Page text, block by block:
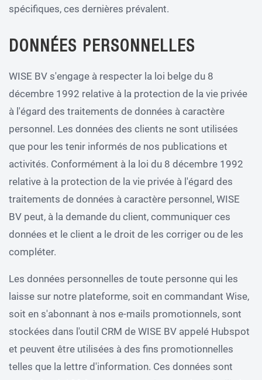
spécifiques, ces dernières prévalent.
DONNÉES PERSONNELLES
WISE BV s'engage à respecter la loi belge du 8
décembre 1992 relative à la protection de la vie privée
à l'égard des traitements de données à caractère
personnel. Les données des clients ne sont utilisées
que pour les tenir informés de nos publications et
activités. Conformément à la loi du 8 décembre 1992
relative à la protection de la vie privée à l'égard des
traitements de données à caractère personnel, WISE
BV peut, à la demande du client, communiquer ces
données et le client a le droit de les corriger ou de les
compléter.
Les données personnelles de toute personne qui les
laisse sur notre plateforme, soit en commandant Wise,
soit en s'abonnant à nos e-mails promotionnels, sont
stockées dans l'outil CRM de WISE BV appelé Hubspot
et peuvent être utilisées à des fins promotionnelles
telles que la lettre d'information. Ces données sont